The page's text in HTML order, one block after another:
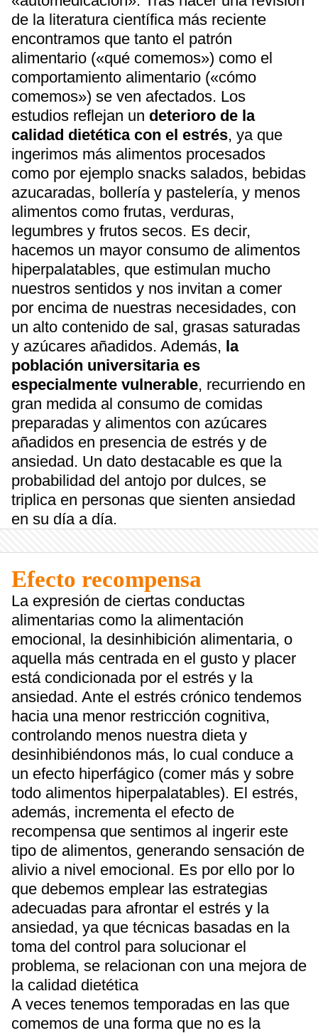
de la literatura científica más reciente
encontramos que tanto el patrón
alimentario («qué comemos») como el
comportamiento alimentario («cómo
comemos») se ven afectados. Los
estudios reflejan un deterioro de la
calidad dietética con el estrés, ya que
ingerimos más alimentos procesados
como por ejemplo snacks salados, bebidas
azucaradas, bollería y pastelería, y menos
alimentos como frutas, verduras,
legumbres y frutos secos. Es decir,
hacemos un mayor consumo de alimentos
hiperpalatables, que estimulan mucho
nuestros sentidos y nos invitan a comer
por encima de nuestras necesidades, con
un alto contenido de sal, grasas saturadas
y azúcares añadidos. Además, la
población universitaria es
especialmente vulnerable, recurriendo en
gran medida al consumo de comidas
preparadas y alimentos con azúcares
añadidos en presencia de estrés y de
ansiedad. Un dato destacable es que la
probabilidad del antojo por dulces, se
triplica en personas que sienten ansiedad
en su día a día.
Efecto recompensa
La expresión de ciertas conductas
alimentarias como la alimentación
emocional, la desinhibición alimentaria, o
aquella más centrada en el gusto y placer
está condicionada por el estrés y la
ansiedad. Ante el estrés crónico tendemos
hacia una menor restricción cognitiva,
controlando menos nuestra dieta y
desinhibiéndonos más, lo cual conduce a
un efecto hiperfágico (comer más y sobre
todo alimentos hiperpalatables). El estrés,
además, incrementa el efecto de
recompensa que sentimos al ingerir este
tipo de alimentos, generando sensación de
alivio a nivel emocional. Es por ello por lo
que debemos emplear las estrategias
adecuadas para afrontar el estrés y la
ansiedad, ya que técnicas basadas en la
toma del control para solucionar el
problema, se relacionan con una mejora de
la calidad dietética
A veces tenemos temporadas en las que
comemos de una forma que no es la